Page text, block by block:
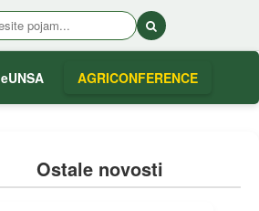
eUNSA AGRICONFERENCE
Ostale novosti